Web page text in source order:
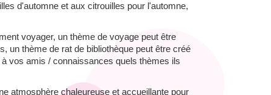
d'automne et aux citrouilles pour l'automne,
voyager, un thème de voyage peut être
un thème de rat de bibliothèque peut être créé
vos amis / connaissances quels thèmes ils
atmosphère chaleureuse et accueillante pour